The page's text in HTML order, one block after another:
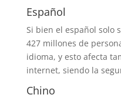
Español
Si bien el español solo
427 millones de
idioma, y esto afecta
internet, siendo la
Chino